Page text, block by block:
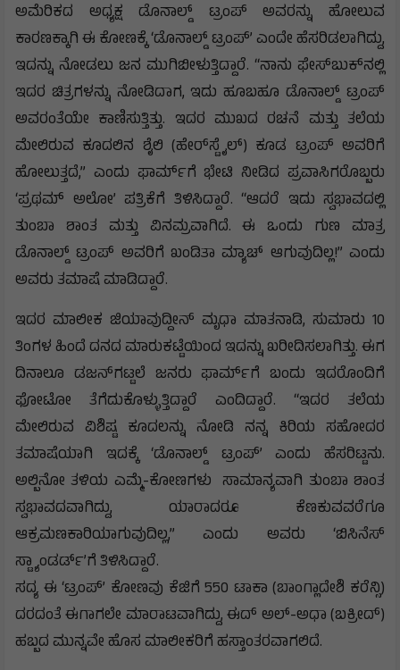
ಅಮೆರಿಕದ ಅಧ್ಯಕ್ಷ ಡೊನಾಲ್ಡ್ ಟ್ರಂಪ್‌ ಅವರನ್ನು ಹೋಲುವ
ಕಾರಣಕ್ಕಾಗಿ ಈ ಕೋಣಕ್ಕೆ ‘ಡೊನಾಲ್ಡ್ ಟ್ರಂಪ್’ ಎಂದೇ ಹೆಸರಿಡಲಾಗಿದ್ದು,
ಇದನ್ನು ನೋಡಲು ಜನ ಮುಗಿಬೀಳುತ್ತಿದ್ದಾರೆ. “ನಾನು ಫೇಸ್‌ಬುಕ್‌ನಲ್ಲಿ
ಇದರ ಚಿತ್ರಗಳನ್ನು ನೋಡಿದಾಗ, ಇದು ಹೂಬಹೂ ಡೊನಾಲ್ಡ್ ಟ್ರಂಪ್
ಅವರಂತೆಯೇ ಕಾಣಿಸುತ್ತಿತ್ತು. ಇದರ ಮುಖದ ರಚನೆ ಮತ್ತು ತಲೆಯ
ಮೇಲಿರುವ ಕೂದಲಿನ ಶೈಲಿ (ಹೇರ್‌ಸ್ಟೈಲ್) ಕೂಡ ಟ್ರಂಪ್ ಅವರಿಗೆ
ಹೋಲುತ್ತದೆ,” ಎಂದು ಫಾರ್ಮ್‌ಗೆ ಭೇಟಿ ನೀಡಿದ ಪ್ರವಾಸಿಗರೊಬ್ಬರು
‘ಪ್ರಥಮ್ ಅಲೋ’ ಪತ್ರಿಕೆಗೆ ತಿಳಿಸಿದ್ದಾರೆ. “ಆದರೆ ಇದು ಸ್ವಭಾವದಲ್ಲಿ
ತುಂಬಾ ಶಾಂತ ಮತ್ತು ವಿನಮ್ರವಾಗಿದೆ. ಈ ಒಂದು ಗುಣ ಮಾತ್ರ
ಡೊನಾಲ್ಡ್ ಟ್ರಂಪ್ ಅವರಿಗೆ ಖಂಡಿತಾ ಮ್ಯಾಚ್ ಆಗುವುದಿಲ್ಲ!” ಎಂದು
ಅವರು ತಮಾಷೆ ಮಾಡಿದ್ದಾರೆ.
ಇದರ ಮಾಲೀಕ ಜಿಯಾವುದ್ದೀನ್ ಮೃಧಾ ಮಾತನಾಡಿ, ಸುಮಾರು 10
ತಿಂಗಳ ಹಿಂದೆ ದನದ ಮಾರುಕಟ್ಟೆಯಿಂದ ಇದನ್ನು ಖರೀದಿಸಲಾಗಿತ್ತು. ಈಗ
ದಿನಾಲೂ ಡಜನ್‌ಗಟ್ಟಲೆ ಜನರು ಫಾರ್ಮ್‌ಗೆ ಬಂದು ಇದರೊಂದಿಗೆ
ಫೋಟೋ ತೆಗೆದುಕೊಳ್ಳುತ್ತಿದ್ದಾರೆ ಎಂದಿದ್ದಾರೆ. “ಇದರ ತಲೆಯ
ಮೇಲಿರುವ ವಿಶಿಷ್ಟ ಕೂದಲನ್ನು ನೋಡಿ ನನ್ನ ಕಿರಿಯ ಸಹೋದರ
ತಮಾಷೆಯಾಗಿ ಇದಕ್ಕೆ ‘ಡೊನಾಲ್ಡ್ ಟ್ರಂಪ್’ ಎಂದು ಹೆಸರಿಟ್ಟನು.
ಅಲ್ಬಿನೋ ತಳಿಯ ಎಮ್ಮೆ-ಕೋಣಗಳು ಸಾಮಾನ್ಯವಾಗಿ ತುಂಬಾ ಶಾಂತ
ಸ್ವಭಾವದವಾಗಿದ್ದು, ಯಾರಾದರೂ ಕೆಣಕುವವರೆಗೂ
ಆಕ್ರಮಣಕಾರಿಯಾಗುವುದಿಲ್ಲ,” ಎಂದು ಅವರು ‘ಬಿಸಿನೆಸ್
ಸ್ಟ್ಯಾಂಡರ್ಡ್’ಗೆ ತಿಳಿಸಿದ್ದಾರೆ.
ಸದ್ಯ ಈ ‘ಟ್ರಂಪ್’ ಕೋಣವು ಕೆಜಿಗೆ 550 ಟಾಕಾ (ಬಾಂಗ್ಲಾದೇಶಿ ಕರೆನ್ಸಿ)
ದರದಂತೆ ಈಗಾಗಲೇ ಮಾರಾಟವಾಗಿದ್ದು, ಈದ್ ಅಲ್-ಅಧಾ (ಬಕ್ರೀದ್‌)
ಹಬ್ಬದ ಮುನ್ನವೇ ಹೊಸ ಮಾಲೀಕರಿಗೆ ಹಸ್ತಾಂತರವಾಗಲಿದೆ.